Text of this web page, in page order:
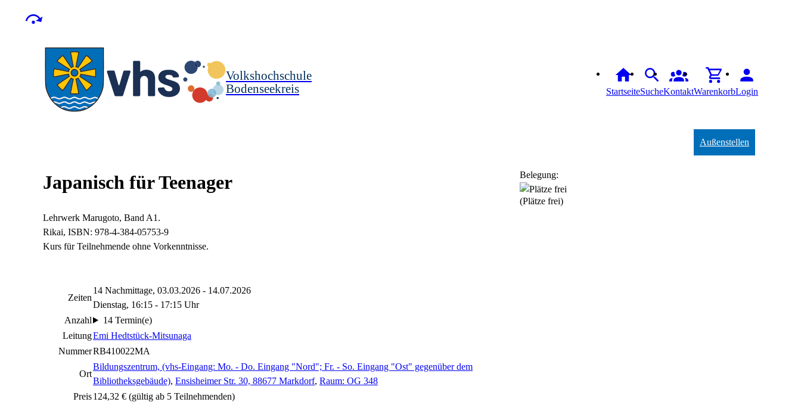
Volkshochschule
Bodenseekreis
StartseiteSucheKontaktWarenkorbLogin
Außenstellen
Japanisch für Teenager
Lehrwerk Marugoto, Band A1.
Rikai, ISBN: 978-4-384-05753-9
Kurs für Teilnehmende ohne Vorkenntnisse.
Zeiten
14 Nachmittage, 03.03.2026 - 14.07.2026
Dienstag, 16:15 - 17:15 Uhr
Anzahl
14 Termin(e)
LeitungEmi Hedtstück-Mitsunaga
NummerRB410022MA
Ort
Bildungszentrum, (vhs-Eingang: Mo. - Do. Eingang "Nord"; Fr. - So. Eingang "Ost" gegenüber dem
Bibliotheksgebäude), Ensisheimer Str. 30, 88677 Markdorf, Raum: OG 348
Preis124,32 € (gültig ab 5 Teilnehmenden)
Belegung:
(Plätze frei)